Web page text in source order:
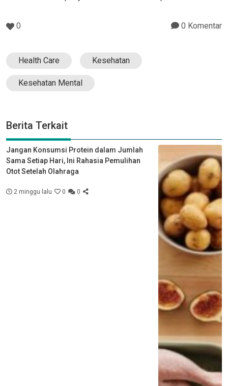
0 0 Komentar
Health Care Kesehatan
Kesehatan Mental
Berita Terkait
Jangan Konsumsi Protein dalam Jumlah
Sama Setiap Hari, Ini Rahasia Pemulihan
Otot Setelah Olahraga
2 minggu lalu 0 0